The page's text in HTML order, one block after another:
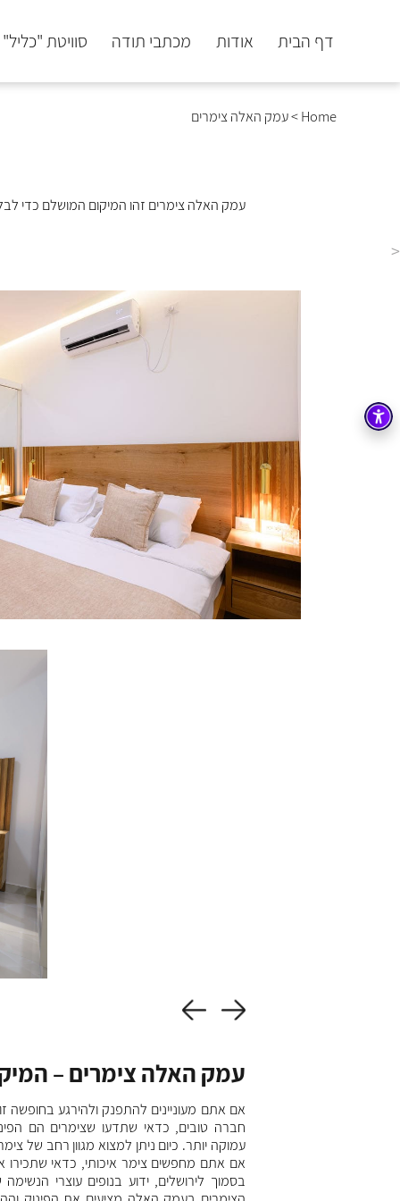
דף הבית אודות מכתבי תודה סוויטת "כליל"
Home
>עמק האלה צימרים
עמק האלה צימרים זהו המיקום המושלם כדי
<
בכל בוקר ועוד. גם פרטיות
עמק האלה צימרים –
אם אתם מעוניינים להתפנק ולהירגע בחופשה
חברה טובים, כדאי שתדעו שצימרים הם
עמוקה יותר. כיום ניתן למצוא מגוון רחב של
אם אתם מחפשים צימר איכותי, כדאי
בסמוך לירושלים, ידוע בנופים עוצרי